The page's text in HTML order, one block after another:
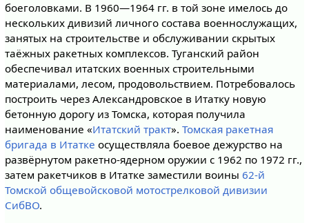
боеголовками. В 1960—1964 гг. в той зоне имелось до
нескольких дивизий личного состава военнослужащих,
занятых на строительстве и обслуживании скрытых
таёжных ракетных комплексов. Туганский район
обеспечивал итатских военных строительными
материалами, лесом, продовольствием. Потребовалось
построить через Александровское в Итатку новую
бетонную дорогу из Томска, которая получила
наименование «Итатский тракт». Томская ракетная
бригада в Итатке осуществляла боевое дежурство на
развёрнутом ракетно-ядерном оружии с 1962 по 1972 гг.,
затем ракетчиков в Итатке заместили воины 62-й
Томской общевойсковой мотострелковой дивизии
СибВО.